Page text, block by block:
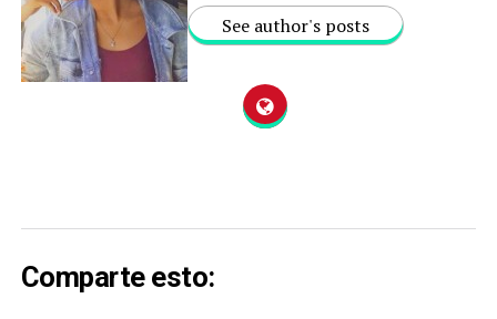
See author's posts
Comparte esto: